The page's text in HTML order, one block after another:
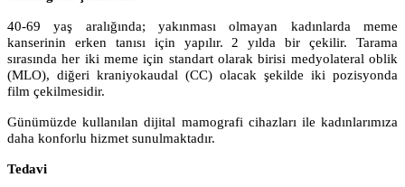
40-69 yaş aralığında; yakınması olmayan kadınlarda meme
kanserinin erken tanısı için yapılır. 2 yılda bir çekilir. Tarama
sırasında her iki meme için standart olarak birisi medyolateral oblik
(MLO), diğeri kraniyokaudal (CC) olacak şekilde iki pozisyonda
film çekilmesidir.
Günümüzde kullanılan dijital mamografi cihazları ile kadınlarımıza
daha konforlu hizmet sunulmaktadır.
Tedavi